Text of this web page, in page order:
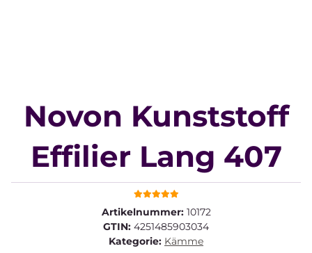
Novon Kunststoff
Effilier Lang 407
Artikelnummer: 10172
GTIN: 4251485903034
Kategorie: Kämme